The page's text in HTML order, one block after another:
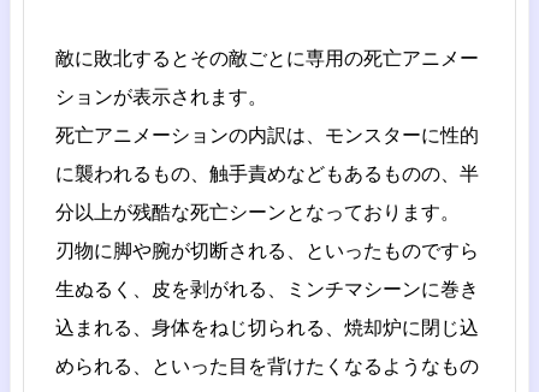
敵に敗北するとその敵ごとに専用の死亡アニメー
ションが表示されます。
死亡アニメーションの内訳は、モンスターに性的
に襲われるもの、触手責めなどもあるものの、半
分以上が残酷な死亡シーンとなっております。
刃物に脚や腕が切断される、といったものですら
生ぬるく、皮を剥がれる、ミンチマシーンに巻き
込まれる、身体をねじ切られる、焼却炉に閉じ込
められる、といった目を背けたくなるようなもの